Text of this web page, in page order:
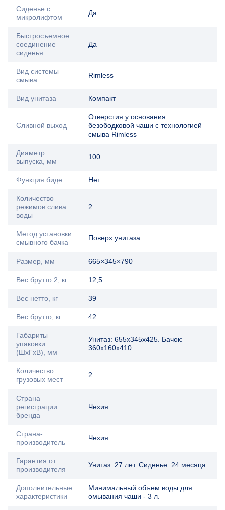
Сиденье с
микролифтом
Да
Быстросъемное
соединение
сиденья
Да
Вид системы
смыва
Rimless
Вид унитаза Компакт
Сливной выход
Отверстия у основания
безободковой чаши с технологией
смыва Rimless
Диаметр
выпуска, мм
100
Функция биде Нет
Количество
режимов слива
воды
2
Метод установки
смывного бачка
Поверх унитаза
Размер, мм 665×345×790
Вес брутто 2, кг 12,5
Вес нетто, кг 39
Вес брутто, кг 42
Габариты
упаковки
(ШхГхВ), мм
Унитаз: 655х345х425. Бачок:
360х160х410
Количество
грузовых мест
2
Страна
регистрации
бренда
Чехия
Страна-
производитель
Чехия
Гарантия от
производителя
Унитаз: 27 лет. Сиденье: 24 месяца
Дополнительные
характеристики
Минимальный объем воды для
омывания чаши - 3 л.